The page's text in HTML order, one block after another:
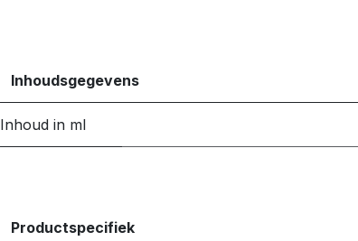
Inhoudsgegevens
Inhoud in ml
Productspecifiek